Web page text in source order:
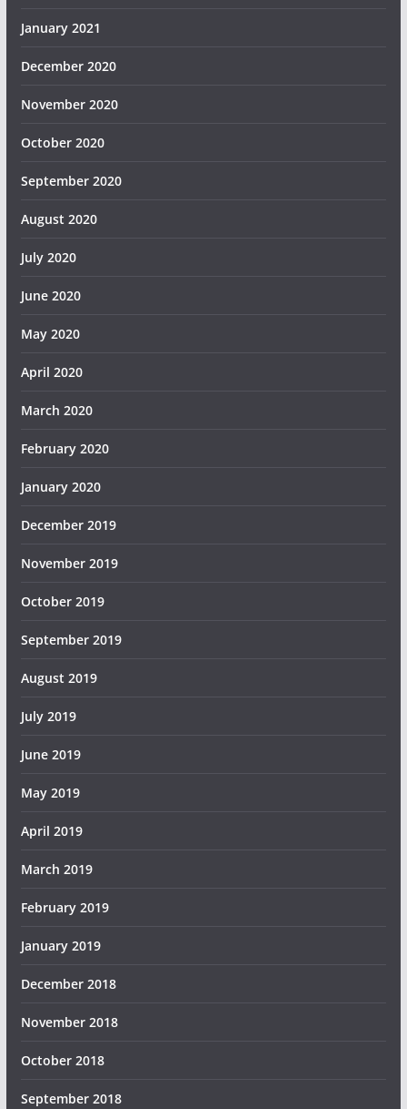
January 2021
December 2020
November 2020
October 2020
September 2020
August 2020
July 2020
June 2020
May 2020
April 2020
March 2020
February 2020
January 2020
December 2019
November 2019
October 2019
September 2019
August 2019
July 2019
June 2019
May 2019
April 2019
March 2019
February 2019
January 2019
December 2018
November 2018
October 2018
September 2018